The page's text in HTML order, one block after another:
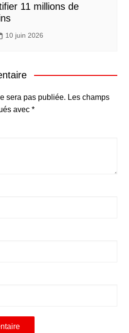
11 millions de
10 juin 2026
sera pas publiée. Les champs
avec *